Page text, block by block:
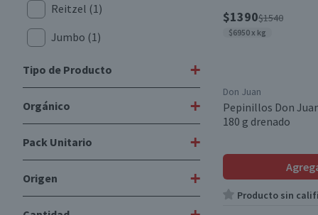
Reitzel (1)
Jumbo (1)
Fragata(11)
Valle del Norte(21)
Traverso
Nucete
Gourmet
Tipo de Producto +
Pepinillos
Aceitunas Huasco
Pickles(3)
Cebollas Encurtidas(1)
Orgánico +
No(10)
Pack Unitario +
Unitario
Origen +
$1390$1540
$6950 x kg
Don Juan
Pepinillos Don
180 g drenado
Producto sin